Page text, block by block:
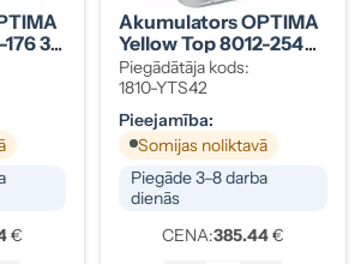
38
€
Akumulators OPTIMA
Yellow Top 8012-254
55 Ah
Piegādātāja kods:
1810-YTS42
Pieejamība:
Somijas noliktavā
Piegāde 3–8 darba
dienās
CENA:385.44€